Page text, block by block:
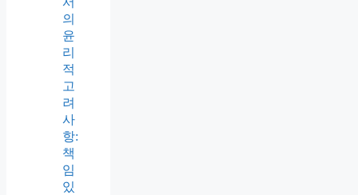
의
윤
리
적
고
려
사
항:
책
임
있